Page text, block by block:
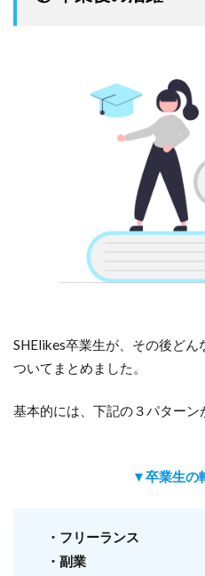
引用：SHE shares
引用：SHE shares
引用：SHE shares
SHElikes卒業生が、その後ど
ついてまとめました。
基本的には、下記の３パターン
▼卒業生の
・フリーランス
・副業